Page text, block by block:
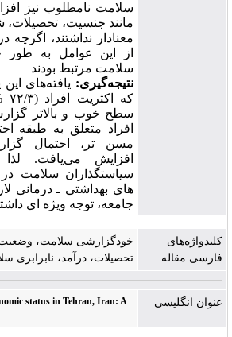
سلامت نامطلوب نیز
مانند جنسیت، تحصیلات،
معنادار نداشتند، اگرچه
از این عوامل به طور
سلامت مرتبط بودند
نتیجه‌گیری:یافته‌های این
که
سطح خوب و بالاتر
افراد متعلق به طبقه
مسن­ تر، احتمال
افزایش می‌یافت.
سیاستگذاران سلامت در
های بهداشتی ـ درمانی
جامعه، توجه ویژه ­ای
کلیدواژه‌های
فارسی مقاله
خودگزارشی سلامت، وضعیت
تحصیلات، درآمد، نابرابری
عنوان انگلیسی
status in Tehran, Iran: A